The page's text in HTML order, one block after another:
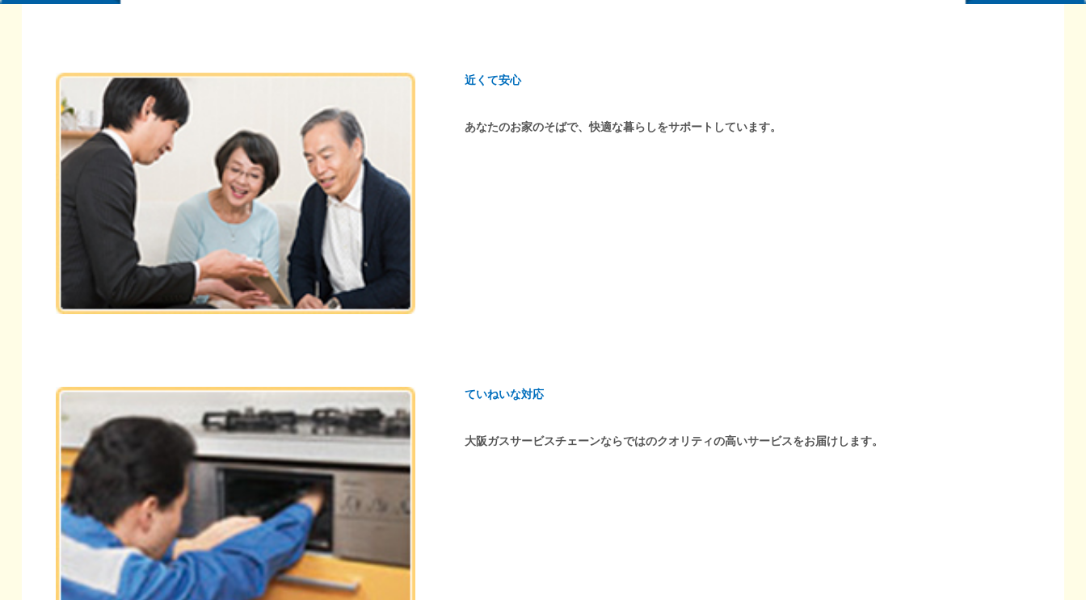
近くて安心
あなたのお家のそばで、快適な暮らしをサポートしています。
ていねいな対応
大阪ガスサービスチェーンならではのクオリティの高いサービスをお届けします。